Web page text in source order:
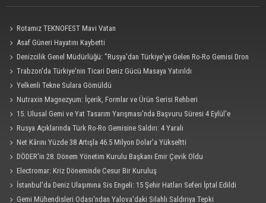
Rotamız TEKNOFEST Mavi Vatan
Asaf Güneri Hayatını Kaybetti
Denizcilik Genel Müdürlüğü: "Rusya'dan Türkiye'ye Gelen Ro-Ro Gemisi Dron
Saldırısına Uğradı"
Trabzon'da Türkiye'nin Ticari Deniz Gücü Masaya Yatırıldı
Yelkenli Tekne Sulara Gömüldü
Nutraxin Magnezyum: İçerik, Formlar ve Ürün Serisi Rehberi
15. Ulusal Gemi ve Yat Tasarım Yarışması'nda Başvuru Süresi 4 Eylül'e
Uzatıldı
Rusya Açıklarında Türk Ro-Ro Gemisine Saldırı: 4 Yaralı
Net Kârını Yüzde 38 Artışla 46.5 Milyon Dolar’a Yükseltti
DÖDER'in 28. Dönem Yönetim Kurulu Başkanı Emir Çevik Oldu
Electromar: Kriz Döneminde Cesur Bir Kuruluş
İstanbul'da Deniz Ulaşımına Sis Engeli: 15 Şehir Hatları Seferi İptal Edildi
Gemi Mühendisleri Odası'ndan Yalova'daki Silahlı Saldırıya Tepki